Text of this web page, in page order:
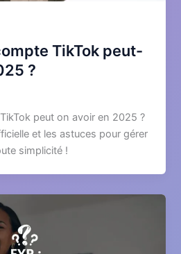
TikTok peut-
?
peut on avoir en 2025 ?
et les astuces pour gérer
simplicité !